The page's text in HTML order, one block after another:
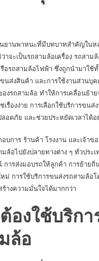
นยานพาหนะที่มีบทบาทสำคัญในห
าจะเป็นรถสามล้อเครื่อง รถสาม
อรถสามล้อไฟฟ้า ซึ่งถูกนำมาใช้
ขนส่งสินค้า และการใช้งานส่วนบุ
งรถสามล้อ ทำให้การเคลื่อนย้า
เรื่องง่าย การเลือกใช้บริการขนส่
อดภัย และช่วยประหยัดเวลาได้อ
บการ ร้านค้า โรงงาน และเจ้าข
มล้อไปยังปลายทางต่าง ๆ ทั่วประ
การส่งมอบรถให้ลูกค้า การย้ายถิ่
ม่ การใช้บริการขนส่งรถสามล้อ
ร้างความมั่นใจได้มากกว่า
องใช้บริกา
ล้อ